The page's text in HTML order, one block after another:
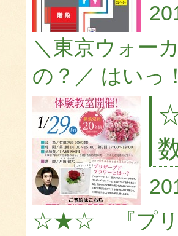
＼東京ウォー
の？／ はいっ
☆★☆ 『プリ